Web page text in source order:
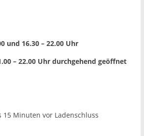
und 16.30 – 22.00 Uhr
– 22.00 Uhr durchgehend geöffnet
15 Minuten vor Ladenschluss